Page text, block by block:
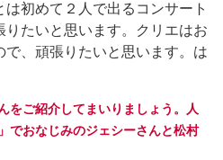
初めて２人で出るコンサート
たいと思います。クリエはお
、頑張りたいと思います。は
ご紹介してまいりましょう。人
でおなじみのジェシーさんと松村